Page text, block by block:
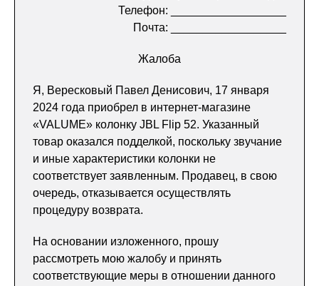
Телефон: __________________
Почта: __________________
Жалоба
Я, Вересковый Павел Денисович, 17 января
2024 года приобрел в интернет-магазине
«VALUME» колонку JBL Flip 52. Указанный
товар оказался подделкой, поскольку звучание
и иные характеристики колонки не
соответствует заявленным. Продавец, в свою
очередь, отказывается осуществлять
процедуру возврата.
На основании изложенного, прошу
рассмотреть мою жалобу и принять
соответствующие меры в отношении данного